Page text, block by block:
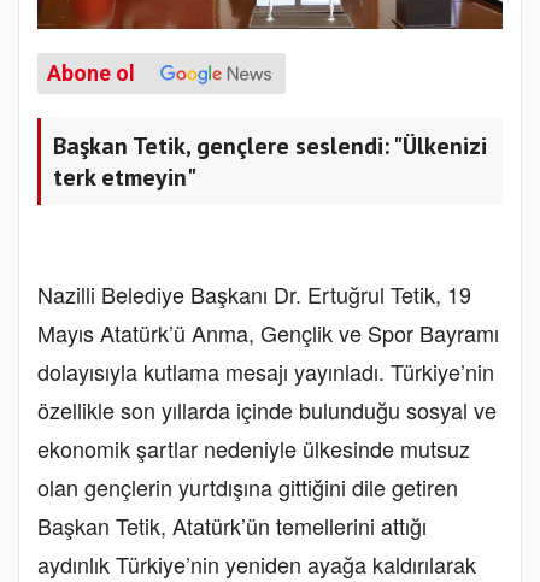
Abone ol
Başkan Tetik, gençlere seslendi: "Ülkenizi
terk etmeyin"
Nazilli Belediye Başkanı Dr. Ertuğrul Tetik, 19
Mayıs Atatürk’ü Anma, Gençlik ve Spor Bayramı
dolayısıyla kutlama mesajı yayınladı. Türkiye’nin
özellikle son yıllarda içinde bulunduğu sosyal ve
ekonomik şartlar nedeniyle ülkesinde mutsuz
olan gençlerin yurtdışına gittiğini dile getiren
Başkan Tetik, Atatürk’ün temellerini attığı
aydınlık Türkiye’nin yeniden ayağa kaldırılarak